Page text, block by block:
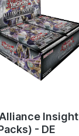
Insight Booster
- DE